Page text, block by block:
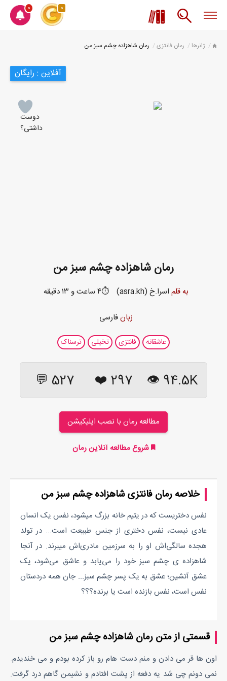
0 0
ژانرها رمان فانتزی رمان شاهزاده چشم سبز من
آفلاین : رایگان
دوست
داشتی؟
رمان شاهزاده چشم سبز من
به قلم اسرا.خ (asra.kh) ⏱️۴ ساعت و ۱۳ دقیقه
زبانفارسی
عاشقانه فانتزی تخیلی ترسناک
94.5K 👁
297
❤️
527 💬
مطالعه رمان با نصب اپلیکیشن
شروع مطالعه آنلاین رمان
خلاصه رمان فانتزی شاهزاده چشم سبز من
نفس دختریست که در یتیم خانه بزرگ میشود، نفس یک انسان
عادی نیست، نفس دختری از جنس طبیعت است... در تولد
هجده سالگی‌اش او را به سرزمین مادری‌اش میبرند. در آنجا
شاهزاده ی چشم سبز خود را می‌یابد و عاشق می‌شود، یک
عشق آتشین؛ عشق به یک پسر چشم سبز... جان همه دردستان
نفس است، نفس بازنده است یا برنده؟؟؟
قسمتی از متن رمان شاهزاده چشم سبز من
اون ها قر می دادن و منم دست هام رو باز کرده بودم و می خندیدم.
نمی دونم چی شد یه دفعه از پشت افتادم و نشیمن گاهم درد گرفت.